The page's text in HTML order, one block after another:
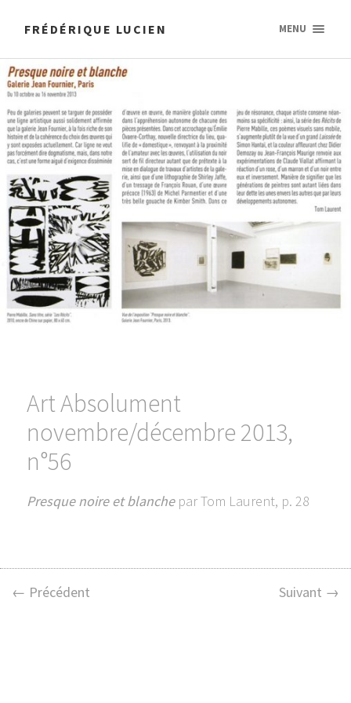
FRÉDÉRIQUE LUCIEN MENU
Art Absolument
novembre/décembre 2013,
n°56
Presque noire et blanchepar Tom Laurent, p. 28
← Précédent Suivant →